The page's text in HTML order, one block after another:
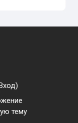
)
тему